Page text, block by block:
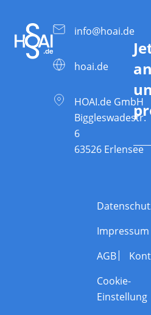
info@hoai.de
hoai.de
HOAI.de GmbH
Biggleswadestr.
6
63526 Erlensee
Impressum
AGB
Cookie-
Einstellung